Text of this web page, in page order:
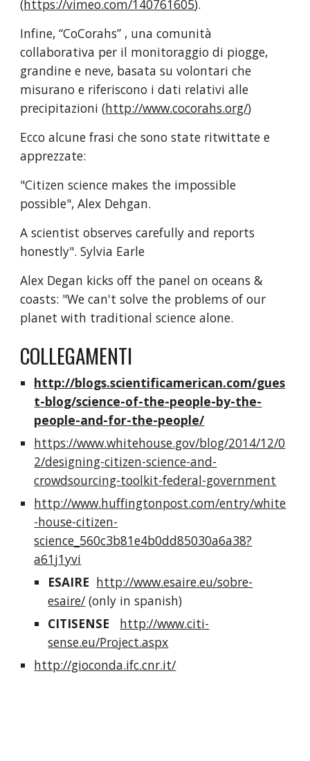
(https://vimeo.com/140761605).
Infine, “CoCorahs” , una comunità
collaborativa per il monitoraggio di piogge,
grandine e neve, basata su volontari che
misurano e riferiscono i dati relativi alle
precipitazioni (http://www.cocorahs.org/)
Ecco alcune frasi che sono state ritwittate e
apprezzate:
"Citizen science makes the impossible
possible", Alex Dehgan.
A scientist observes carefully and reports
honestly". Sylvia Earle
Alex Degan kicks off the panel on oceans &
coasts: "We can't solve the problems of our
planet with traditional science alone.
COLLEGAMENTI
http://blogs.scientificamerican.com/gues
t-blog/science-of-the-people-by-the-
people-and-for-the-people/
https://www.whitehouse.gov/blog/2014/12/0
2/designing-citizen-science-and-
crowdsourcing-toolkit-federal-government
http://www.huffingtonpost.com/entry/white
-house-citizen-
science_560c3b81e4b0dd85030a6a38?
a61j1yvi
ESAIRE http://www.esaire.eu/sobre-
esaire/ (only in spanish)
CITISENSE
http://www.citi-
sense.eu/Project.aspx
http://gioconda.ifc.cnr.it/